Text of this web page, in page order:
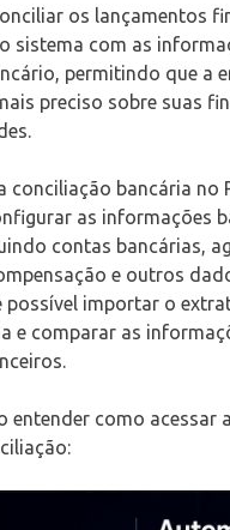
os lançamentos
sistema com as
permitindo que a
preciso sobre suas
conciliação bancária no
as informações
contas bancárias,
e outros
possível importar o
e comparar as
entender como acessar